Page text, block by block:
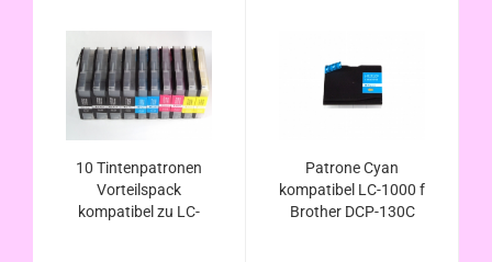
10 Tintenpatronen
Vorteilspack
kompatibel zu LC-
Patrone Cyan
kompatibel LC-1000 f
Brother DCP-130C